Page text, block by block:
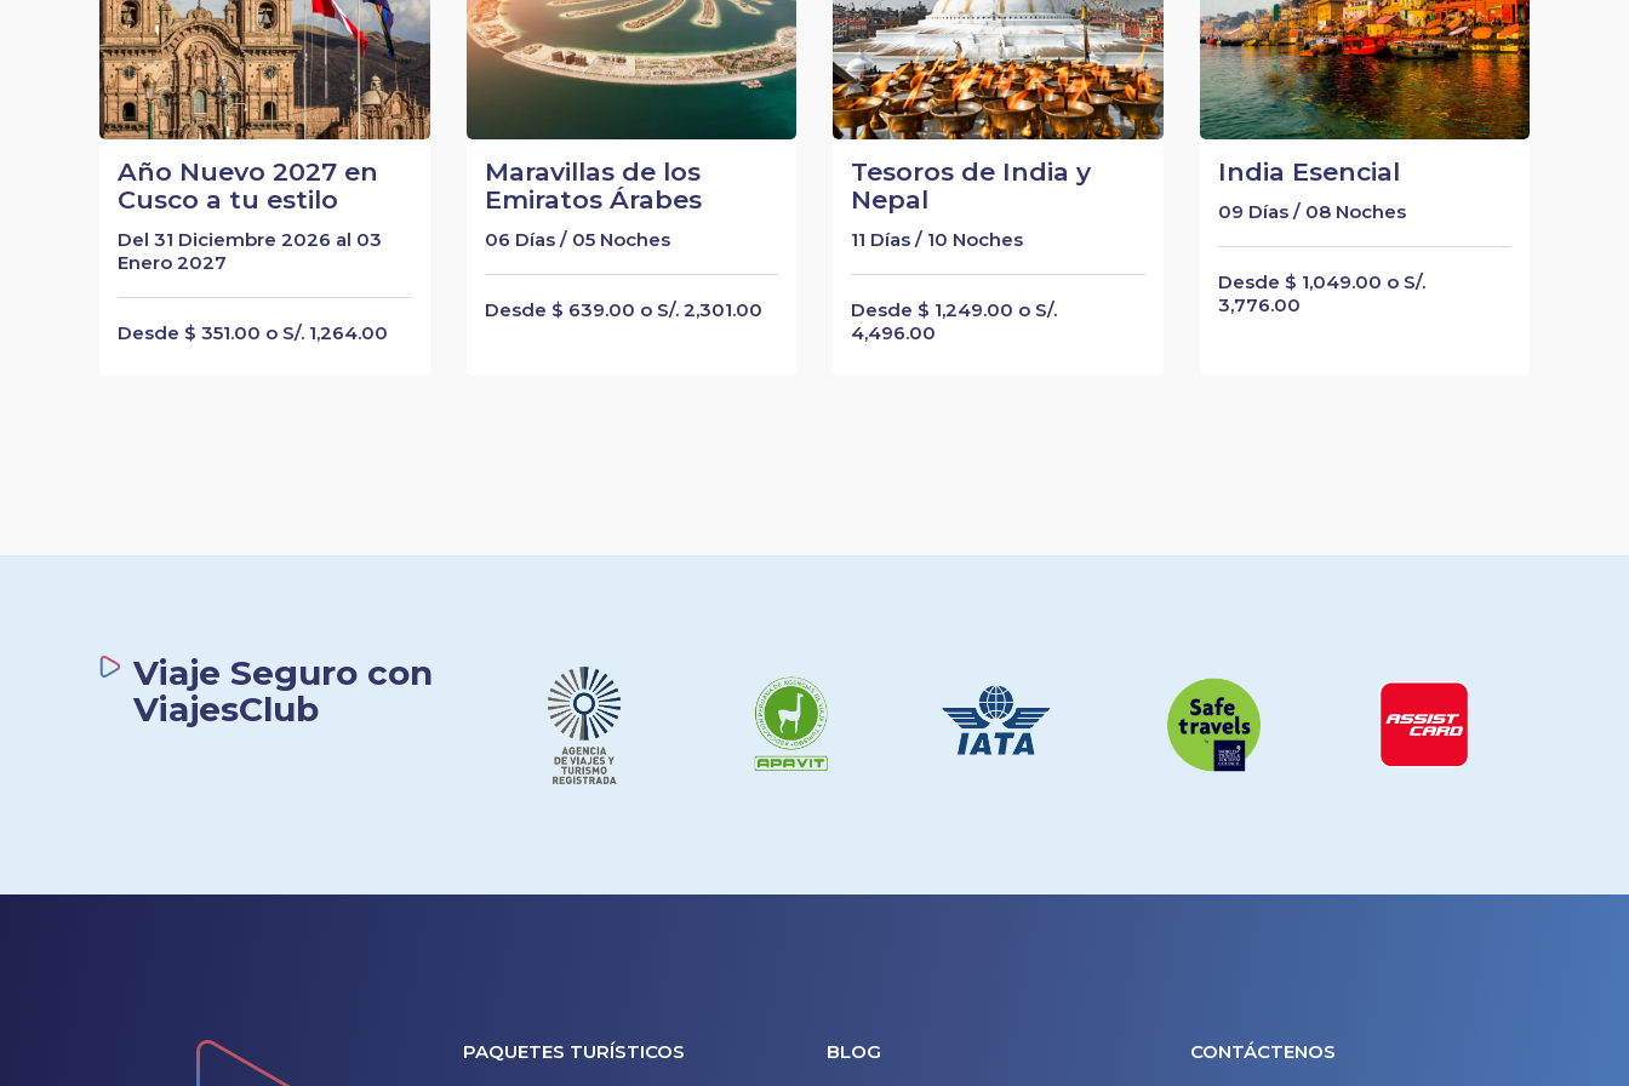
Año Nuevo 2027 en
Cusco a tu estilo
Del 31 Diciembre 2026 al 03
Enero 2027
Desde $ 351.00 o S/. 1,264.00
Maravillas de los
Emiratos Árabes
06 Días / 05 Noches
Desde $ 639.00 o S/. 2,301.00
Tesoros de India y
Nepal
11 Días / 10 Noches
Desde $ 1,249.00 o S/.
4,496.00
India Esencial
09 Días / 08 Noches
Desde $ 1,049.00 o S/.
3,776.00
Viaje Seguro con
ViajesClub
PAQUETES TURÍSTICOS BLOG CONTÁCTENOS